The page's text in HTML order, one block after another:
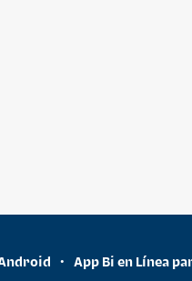
• App Bi en Línea